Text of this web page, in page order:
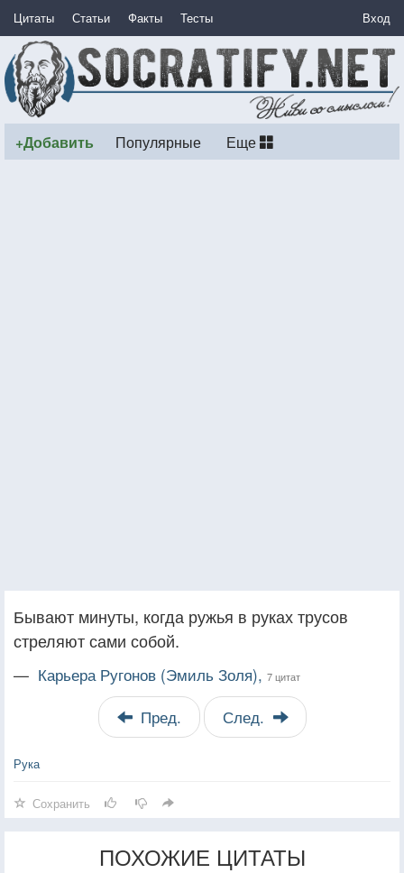
Цитаты Статьи Факты Тесты Вход
+Добавить Популярные Еще
Бывают минуты, когда ружья в руках трусов
стреляют сами собой.
— Карьера Ругонов (Эмиль Золя), 7 цитат
Пред. След.
Рука
Сохранить
ПОХОЖИЕ ЦИТАТЫ